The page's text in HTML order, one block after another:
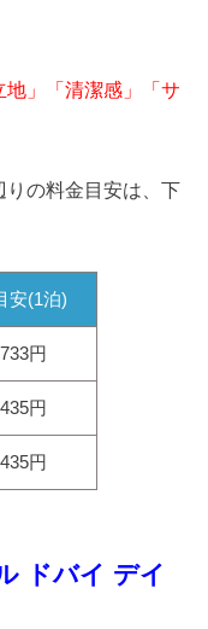
地」「清潔感」「サ
りの料金目安は、下
安(1泊)
円
円
円
ドバイ デイ